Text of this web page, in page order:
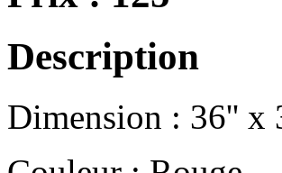
Description
Dimension : 36'' x